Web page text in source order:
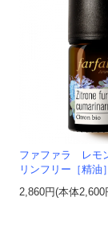
ファファラ レモ
リンフリー［精油］
2,860円(本体2,600